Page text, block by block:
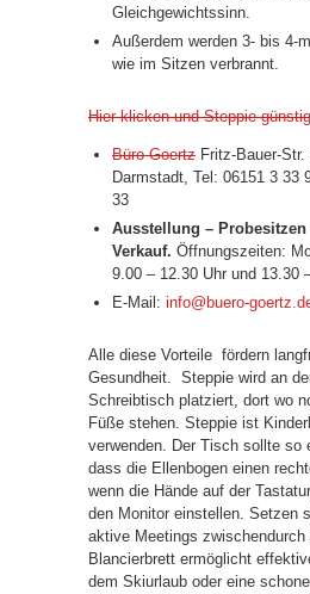
Gleichgewichtssinn.
Außerdem werden 3- bis 4-
wie im Sitzen verbrannt.
Hier klicken und Steppie
Büro Goertz Fritz-Bauer-
Darmstadt, Tel: 06151 3 33
33
Ausstellung – Probesitzen
Verkauf. Öffnungszeiten:
9.00 – 12.30 Uhr und 13.30
E-Mail: info@buero-
Alle diese Vorteile fördern
Gesundheit. Steppie wird an
Schreibtisch platziert, dort wo
Füße stehen. Steppie ist
verwenden. Der Tisch sollte so
dass die Ellenbogen einen
wenn die Hände auf der
den Monitor einstellen. Setzen
aktive Meetings zwischendurch
Blancierbrett ermöglicht
dem Skiurlaub oder eine